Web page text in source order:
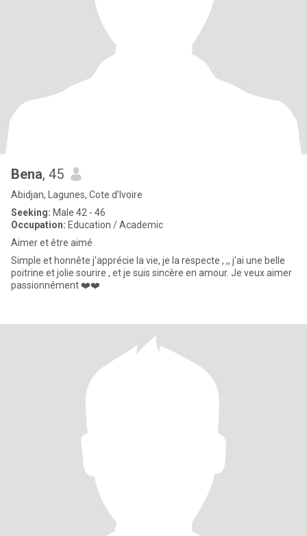
Bena, 45
Abidjan, Lagunes, Cote d'Ivoire
Seeking: Male 42 - 46
Occupation: Education / Academic
Aimer et être aimé
Simple et honnête j'apprécie la vie, je la respecte , ,, j'ai une belle
poitrine et jolie sourire , et je suis sincère en amour. Je veux aimer
passionnément ❤️❤️